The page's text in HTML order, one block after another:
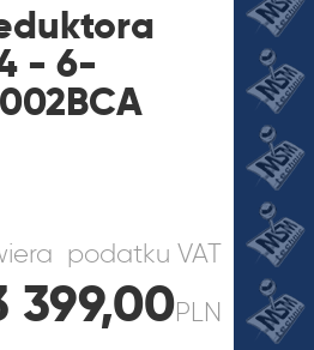
- 6-
podatku VAT
399,00PLN